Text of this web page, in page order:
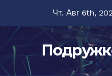
содержимому
Чт. Авг 6th,